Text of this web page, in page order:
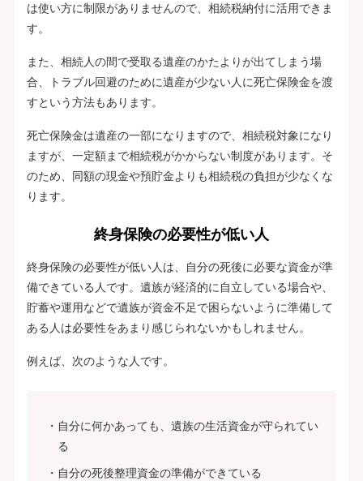
は使い方に制限がありませんので、相続税納付に活用できま
す。
また、相続人の間で受取る遺産のかたよりが出てしまう場
合、トラブル回避のために遺産が少ない人に死亡保険金を渡
すという方法もあります。
死亡保険金は遺産の一部になりますので、相続税対象になり
ますが、一定額まで相続税がかからない制度があります。そ
のため、同額の現金や預貯金よりも相続税の負担が少なくな
ります。
終身保険の必要性が低い人
終身保険の必要性が低い人は、自分の死後に必要な資金が準
備できている人です。遺族が経済的に自立している場合や、
貯蓄や運用などで遺族が資金不足で困らないように準備して
ある人は必要性をあまり感じられないかもしれません。
例えば、次のような人です。
自分に何かあっても、遺族の生活資金が守られてい
る
自分の死後整理資金の準備ができている